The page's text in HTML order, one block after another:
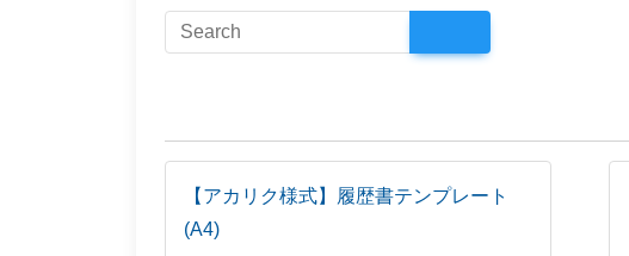
【アカリク様式】履歴書テンプレート
(A4)